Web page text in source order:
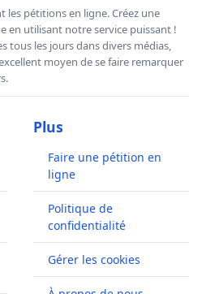
pétitions en ligne. Créez une
en utilisant notre service puissant !
tous les jours dans divers médias,
moyen de se faire remarquer
Plus
Faire une pétition en
ligne
Politique de
confidentialité
Gérer les cookies